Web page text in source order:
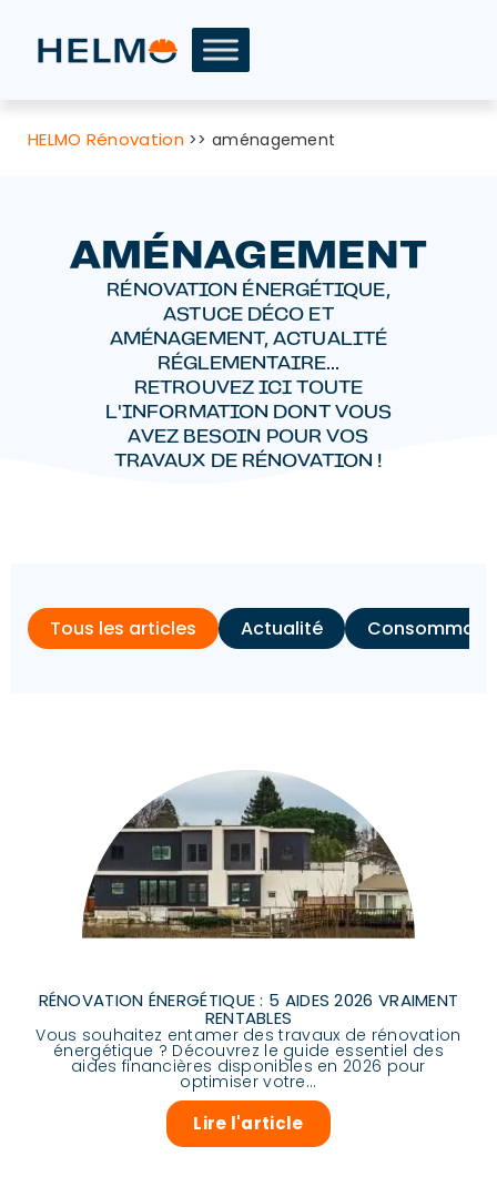
HELMO Rénovation>>aménagement
AMÉNAGEMENT
RÉNOVATION ÉNERGÉTIQUE,
ASTUCE DÉCO ET
AMÉNAGEMENT, ACTUALITÉ
RÉGLEMENTAIRE...
RETROUVEZ ICI TOUTE
L'INFORMATION DONT VOUS
AVEZ BESOIN POUR VOS
TRAVAUX DE RÉNOVATION !
Actualité
Tous les articles
RÉNOVATION ÉNERGÉTIQUE : 5 AIDES 2026 VRAIMENT
RENTABLES
Vous souhaitez entamer des travaux de rénovation
énergétique ? Découvrez le guide essentiel des
aides financières disponibles en 2026 pour
optimiser votre...
Lire l'article